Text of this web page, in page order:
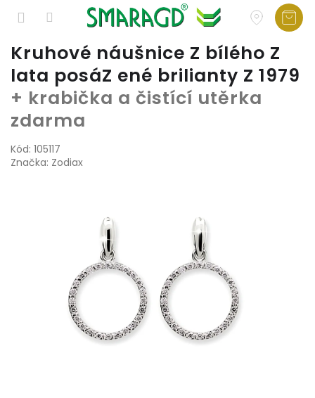
Přejít
obsah
Kruhové náušnice Z bílého Z
lata posáZ ené brilianty Z 1979
+ krabička a čistící utěrka
zdarma
Kód: 105117
Značka: Zodiax